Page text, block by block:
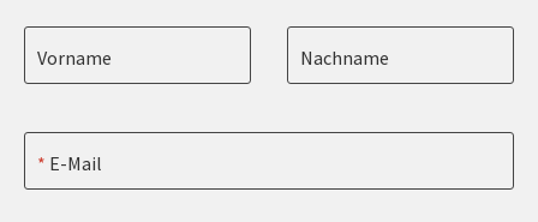
Vorname Nachname
E-Mail